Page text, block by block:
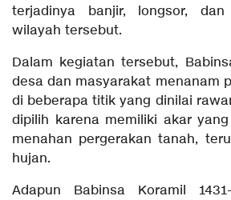
terjadinya banjir, longsor,
wilayah tersebut.
Dalam kegiatan tersebut,
desa dan masyarakat menanam
di beberapa titik yang dinilai
dipilih karena memiliki akar
menahan pergerakan tanah,
hujan.
Adapun Babinsa Koramil